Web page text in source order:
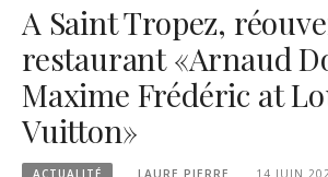
A Saint Tropez,
restaurant «Arnaud
Maxime Frédéric at
Vuitton»
ACTUALITÉ LAURE PIERRE 14 JUIN